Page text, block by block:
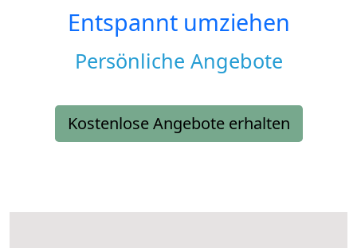
Entspannt umziehen
Persönliche Angebote
Kostenlose Angebote erhalten